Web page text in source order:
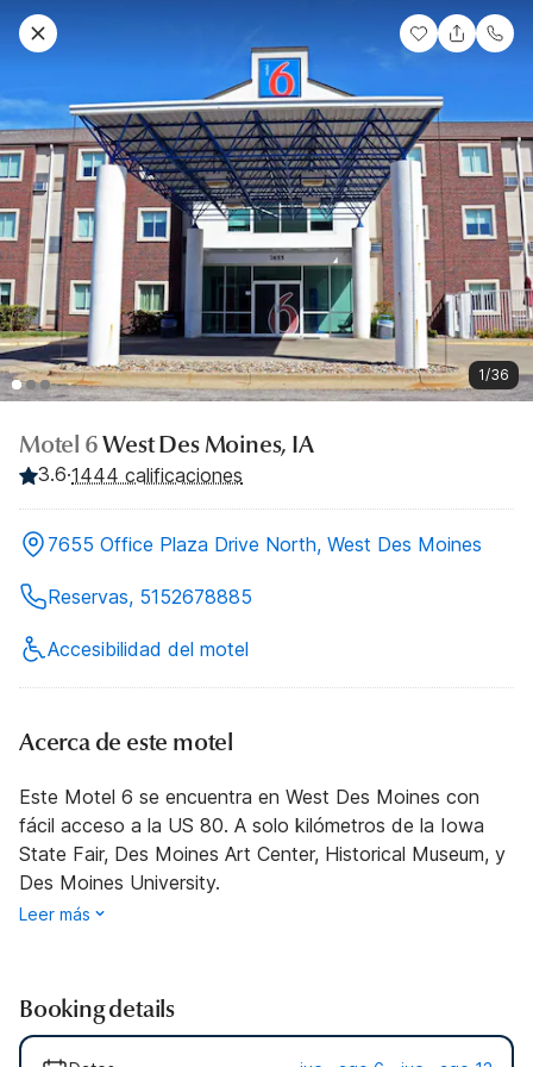
1/36
Motel 6West Des Moines, IA
3.6·1444 calificaciones
7655 Office Plaza Drive North, West Des Moines
Reservas, 5152678885
Accesibilidad del motel
Acerca de este motel
Este Motel 6 se encuentra en West Des Moines con
fácil acceso a la US 80. A solo kilómetros de la Iowa
State Fair, Des Moines Art Center, Historical Museum, y
Des Moines University.
Leer más
Booking details